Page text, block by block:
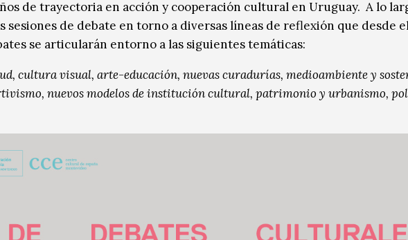
de trayectoria en acción y cooperación cultural en Uruguay. A lo
sesiones de debate en torno a diversas líneas de reflexión que desde
se articularán entorno a las siguientes temáticas:
cultura visual, arte-educación, nuevas curadurías, medioambiente y
nuevos modelos de institución cultural, patrimonio y urbanismo,